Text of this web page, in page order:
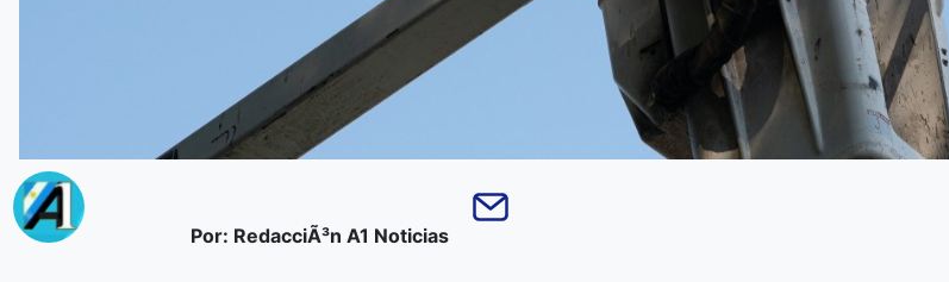
Por: RedacciÃ³n A1 Noticias